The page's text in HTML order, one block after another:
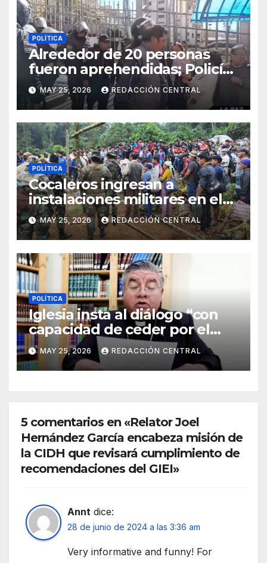
POLÍTICA
Alrededor de 20 personas
fueron aprehendidas; Policía
gasifica e impide ingreso de
manifestantes a plaza Murillo
MAY 25, 2026 REDACCIÓN CENTRAL
POLÍTICA
Cocaleros ingresan a
instalaciones militares en el
Trópico: “No aceptaremos un
estado de sitio”
MAY 25, 2026 REDACCIÓN CENTRAL
POLÍTICA
Iglesia insta al diálogo “con
capacidad de ceder por el
bien del país” y reitera su
disposición de mediador
MAY 25, 2026 REDACCIÓN CENTRAL
5 comentarios en «Relator Joel
Hernández García encabeza misión de
la CIDH que revisará cumplimiento de
recomendaciones del GIEI»
Annt dice:
28 de junio de 2024 a las 3:36 am
Very informative and funny! For